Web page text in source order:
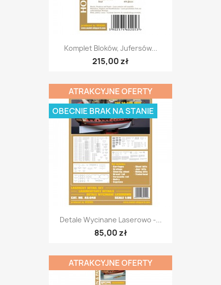
Komplet Bloków, Jufersów...
215,00 zł
Detale Wycinane Laserowo -...
85,00 zł
ATRAKCYJNE OFERTY
OBECNIE BRAK NA STANIE
ATRAKCYJNE OFERTY